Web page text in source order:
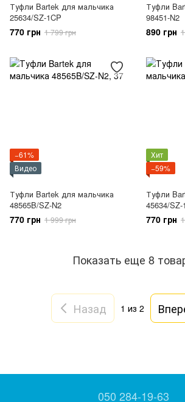
Туфли Bartek для мальчика
25634/SZ-1CP
770 грн 1 799 грн
Туфли
98451-N2
890 грн
−61%
Видео
Туфли Bartek для мальчика
48565B/SZ-N2
770 грн 1 999 грн
Хит
−59%
Туфли
45634/SZ-
770 грн
Показать еще 8
Назад 1 из 2
050 284-19-63